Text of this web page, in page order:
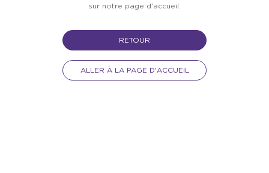
sur notre page d'accueil.
RETOUR
ALLER À LA PAGE D'ACCUEIL